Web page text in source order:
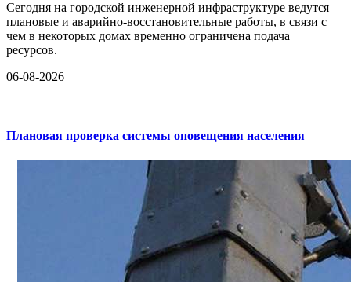
Сегодня на городской инженерной инфраструктуре ведутся
плановые и аварийно-восстановительные работы, в связи с
чем в некоторых домах временно ограничена подача
ресурсов.
06-08-2026
Плановая проверка системы оповещения населения